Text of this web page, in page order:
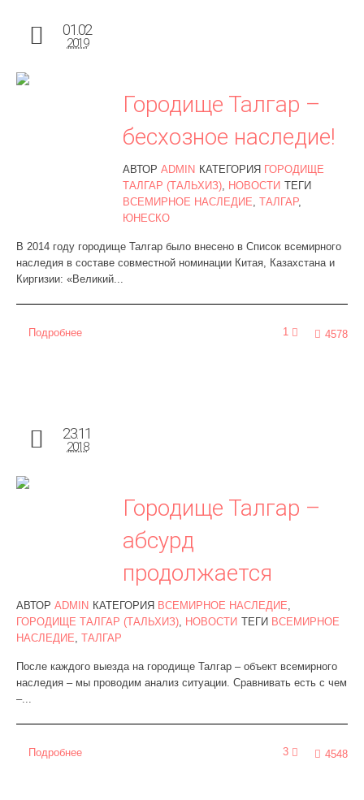
01.02
2019
Городище Талгар –
бесхозное наследие!
АВТОР ADMIN КАТЕГОРИЯ ГОРОДИЩЕ
ТАЛГАР (ТАЛЬХИЗ), НОВОСТИ ТЕГИ
ВСЕМИРНОЕ НАСЛЕДИЕ, ТАЛГАР,
ЮНЕСКО
В 2014 году городище Талгар было внесено в Список всемирного
наследия в составе совместной номинации Китая, Казахстана и
Киргизии: «Великий...
1 4578
Подробнее
23.11
2018
Городище Талгар –
абсурд
продолжается
АВТОР ADMIN КАТЕГОРИЯ ВСЕМИРНОЕ НАСЛЕДИЕ,
ГОРОДИЩЕ ТАЛГАР (ТАЛЬХИЗ), НОВОСТИ ТЕГИ ВСЕМИРНОЕ
НАСЛЕДИЕ, ТАЛГАР
После каждого выезда на городище Талгар – объект всемирного
наследия – мы проводим анализ ситуации. Сравнивать есть с чем
–...
3 4548
Подробнее